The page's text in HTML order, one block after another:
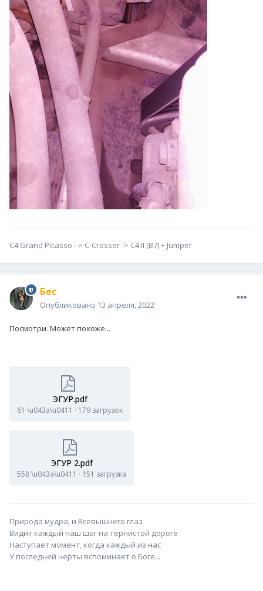
С4 Grand Picasso - > С-Сrosser -> C4 II (B7) + Jumper
Бес
Опубликовано 13 апреля, 2022
Посмотри. Может похоже...
ЭГУР.pdf
61 \u043a\u0411 · 179 загрузок
ЭГУР 2.pdf
558 \u043a\u0411 · 151 загрузка
Природа мудра, и Всевышнего глаз
Видит каждый наш шаг на тернистой дороге
Наступает момент, когда каждый из нас
У последней черты вспоминает о Боге...